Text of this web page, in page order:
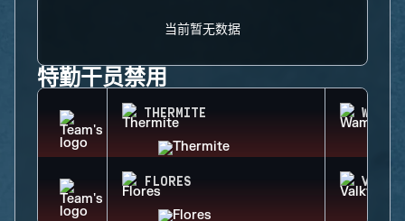
当前暂无数据
特勤干员禁用
THERMITE WAMAI
FLORES